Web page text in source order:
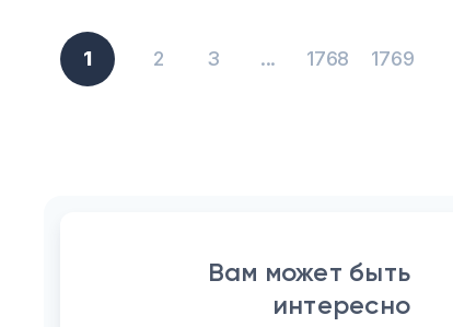
1 2 3 ... 1768 1769
Вам может быть
интересно